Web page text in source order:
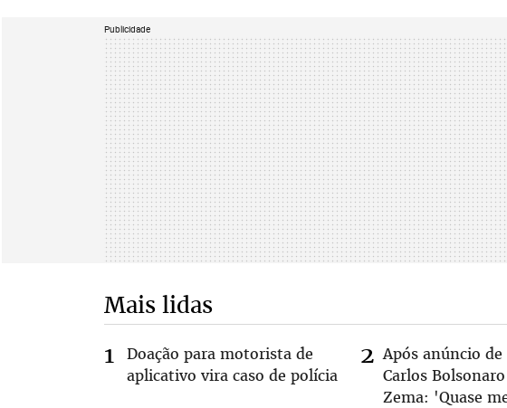
Publicidade
Mais lidas
Doação para motorista de
aplicativo vira caso de polícia
Após anúncio de
Carlos
Zema: 'Quase